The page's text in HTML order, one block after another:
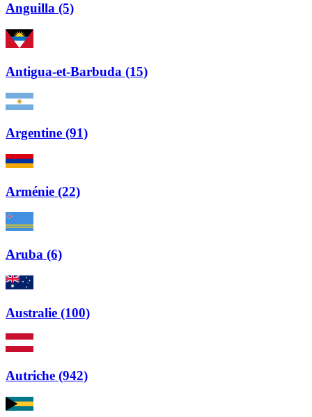
Anguilla (5)
Antigua-et-Barbuda (15)
Argentine (91)
Arménie (22)
Aruba (6)
Australie (100)
Autriche (942)